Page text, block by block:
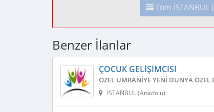
Tüm İSTANBUL
Benzer İlanlar
ÇOCUK GELIŞIMCISI
ÖZEL ÜMRANIYE YENI DÜNYA ÖZEL
İSTANBUL (Anadolu)